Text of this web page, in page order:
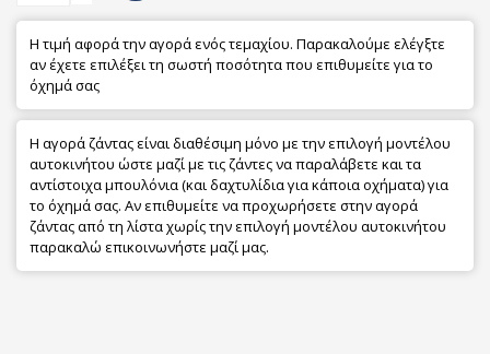
Η τιμή αφορά την αγορά ενός τεμαχίου. Παρακαλούμε ελέγξτε
αν έχετε επιλέξει τη σωστή ποσότητα που επιθυμείτε για το
όχημά σας
Η αγορά ζάντας είναι διαθέσιμη μόνο με την επιλογή μοντέλου
αυτοκινήτου ώστε μαζί με τις ζάντες να παραλάβετε και τα
αντίστοιχα μπουλόνια (και δαχτυλίδια για κάποια οχήματα) για
το όχημά σας. Αν επιθυμείτε να προχωρήσετε στην αγορά
ζάντας από τη λίστα χωρίς την επιλογή μοντέλου αυτοκινήτου
παρακαλώ επικοινωνήστε μαζί μας.